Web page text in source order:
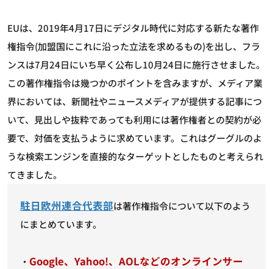
EUは、2019年4月17日にデジタル時代に対応する新たな著作
権指令(加盟国にこれに沿った立法を求めるもの)を出し、フラ
ンスは7月24日にいち早く公布し10月24日に施行させました。
この著作権指令は幾つかのポイントを含みますが、メディア業
界においては、新聞社やニュースメディアが提供する記事につ
いて、見出しや抜粋であっても利用には著作権者との契約が必
要で、対価を支払うように求めています。これはグーグルのよ
うな検索エンジンを直接的なターゲットとしたものと考えられ
てきました。
駐日欧州連合代表部は著作権指令について以下のよう
にまとめています。
・ Google、Yahoo!、AOLなどのオンラインサー